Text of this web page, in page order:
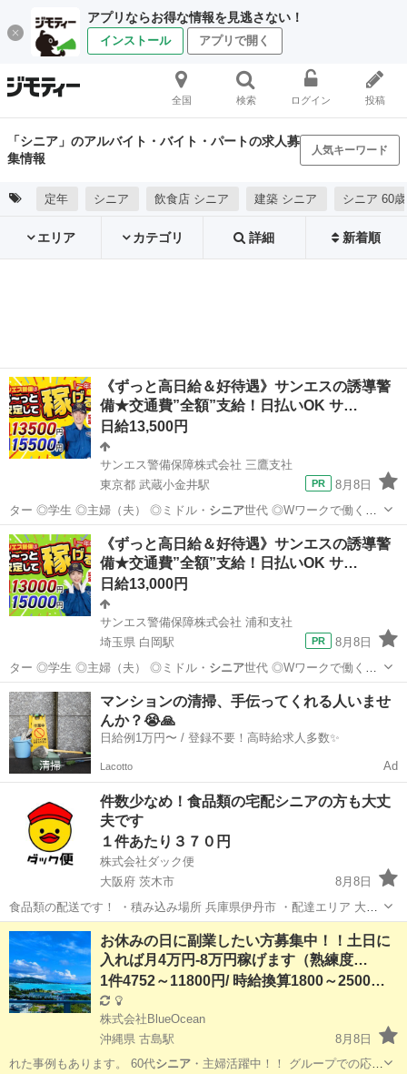
アプリならお得な情報を見逃さない！
インストール アプリで開く
全国 検索 ログイン 投稿
「シニア」のアルバイト・バイト・パートの求人募
集情報
人気キーワード
定年 シニア 飲食店 シニア 建築 シニア シニア 60
エリア カテゴリ 詳細 新着順
《ずっと高日給＆好待遇》サンエスの誘導警
備★交通費”全額”支給！日払いOK サ…
日給13,500円
サンエス警備保障株式会社 三鷹支社
東京都 武蔵小金井駅
8月8日
ター ◎学生 ◎主婦（夫） ◎ミドル・ シニア世代 ◎Wワークで働く方
警備経験や…
東京 小金井市 武蔵小金井駅 警備員
サンエス警備保障株式会社
《ずっと高日給＆好待遇》サンエスの誘導警
備★交通費”全額”支給！日払いOK サ…
日給13,000円
サンエス警備保障株式会社 浦和支社
埼玉県 白岡駅
8月8日
ター ◎学生 ◎主婦（夫） ◎ミドル・ シニア世代 ◎Wワークで働く方
警備経験や…
埼玉 白岡市 警備員 サンエス警備保障株式会社
マンションの清掃、手伝ってくれる人いませ
んか？😭🙏
日給例1万円〜 / 登録不要！高時給求人多数✨
Lacotto Ad
件数少なめ！食品類の宅配シニアの方も大丈
夫です
１件あたり３７０円
株式会社ダック便
大阪府 茨木市
8月8日
食品類の配送です！ ・積み込み場所 兵庫県伊丹市 ・配達エリア 大阪
府茨木市 ・時間 7時～17時まで ※物量によりお昼過ぎに終わることも
あり ・配達件数 25～35件程（当日の荷物量により...
大阪 茨木市 配送 シニア
お休みの日に副業したい方募集中！！土日に
入れば月4万円-8万円稼げます（熟練度…
1件4752～11800円/ 時給換算1800～2500円程
株式会社BlueOcean
沖縄県 古島駅
8月8日
れた事例もあります。 60代シニア・主婦活躍中！！ グループでの応募